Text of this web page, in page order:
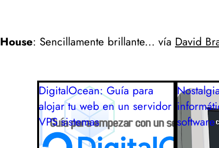
House: Sencillamente brillante... vía David
DigitalOcean: Guía para
alojar tu web en un servidor
VPS sistemas
software